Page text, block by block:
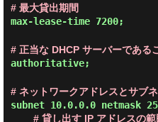
# 最大貸出期間
max-lease-time 7200;
# 正当な DHCP サーバーである
authoritative;
# ネットワークアドレスとサブ
subnet 10.0.0.0 netmask
# 貸し出す IP アドレスの範